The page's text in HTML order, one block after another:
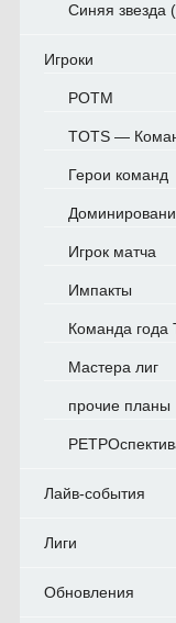
Синяя звезда
Игроки
POTM
TOTS —
Герои команд
Игрок матча
Импакты
Команда года
Мастера лиг
прочие планы
Лайв-события
Лиги
Обновления